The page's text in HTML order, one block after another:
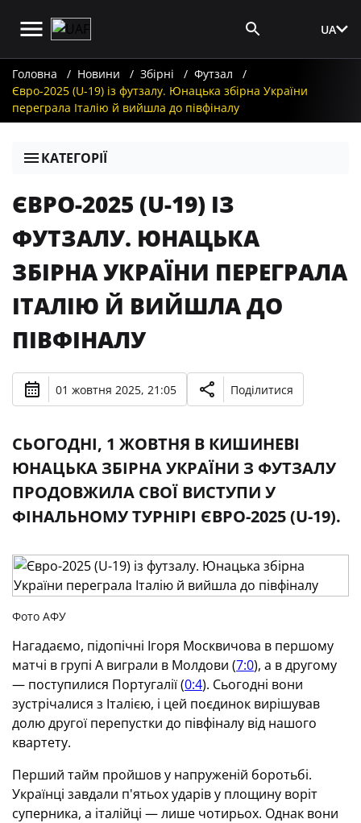
UA
Головна Новини Збірні
Футзал
Євро-2025 (U-19) із футзалу. Юнацька збірна України
переграла Італію й вийшла до півфіналу
КАТЕГОРІЇ
ЄВРО-2025 (U-19) ІЗ
ФУТЗАЛУ. ЮНАЦЬКА
ЗБІРНА УКРАЇНИ ПЕРЕГРАЛА
ІТАЛІЮ Й ВИЙШЛА ДО
ПІВФІНАЛУ
01 жовтня 2025, 21:05 Поділитися
CЬОГОДНІ, 1 ЖОВТНЯ В КИШИНЕВІ
ЮНАЦЬКА ЗБІРНА УКРАЇНИ З ФУТЗАЛУ
ПРОДОВЖИЛА СВОЇ ВИСТУПИ У
ФІНАЛЬНОМУ ТУРНІРІ ЄВРО-2025 (U-19).
Фото АФУ
Нагадаємо, підопічні Ігоря Москвичова в першому
матчі в групі А виграли в Молдови (7:0), а в другому
— поступилися Португалії (0:4). Сьогодні вони
зустрічалися з Італією, і цей поєдинок вирішував
долю другої перепустки до півфіналу від нашого
квартету.
Перший тайм пройшов у напруженій боротьбі.
Українці завдали п'ятьох ударів у площину воріт
суперника, а італійці — лише чотирьох. Однак вони